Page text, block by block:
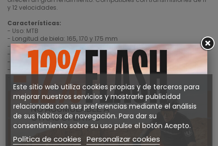
y 12 velocidades.
Características:
- Uso: MTB
- Longitud de biela: 165, 170 y 175 mm
- Material biela: Aluminio
- Mono plato de acero de 32 dientes
- Pedalier compatible: PowerSpline BB
- Montaje: Direct Mount
DETALLES DEL PRODUCTO
Sobre SRAM
Este sitio web utiliza cookies propias y de terceros para
mejorar nuestros servicios y mostrarle publicidad
relacionada con sus preferencias mediante el análisis
de sus hábitos de navegación. Para dar su
consentimiento sobre su uso pulse el botón Acepto.
Política de cookies Personalizar cookies